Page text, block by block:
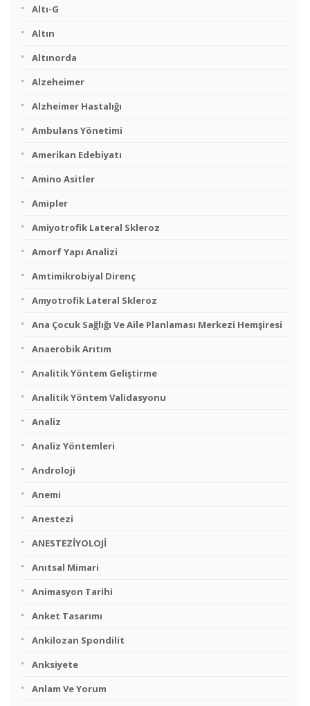
Altı-G
Altın
Altınorda
Alzeheimer
Alzheimer Hastalığı
Ambulans Yönetimi
Amerikan Edebiyatı
Amino Asitler
Amipler
Amiyotrofik Lateral Skleroz
Amorf Yapı Analizi
Amtimikrobiyal Direnç
Amyotrofik Lateral Skleroz
Ana Çocuk Sağlığı Ve Aile Planlaması Merkezi Hemşiresi
Anaerobik Arıtım
Analitik Yöntem Geliştirme
Analitik Yöntem Validasyonu
Analiz
Analiz Yöntemleri
Androloji
Anemi
Anestezi
ANESTEZİYOLOJİ
Anıtsal Mimari
Animasyon Tarihi
Anket Tasarımı
Ankilozan Spondilit
Anksiyete
Anlam Ve Yorum